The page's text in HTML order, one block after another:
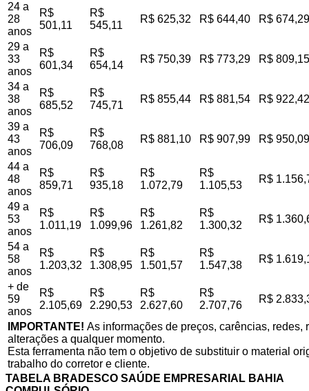
24 a
28
anos
R$
501,11
R$
545,11
R$ 625,32 R$ 644,40 R$ 674,29
29 a
33
anos
R$
601,34
R$
654,14
R$ 750,39 R$ 773,29 R$ 809,15
34 a
38
anos
R$
685,52
R$
745,71
R$ 855,44 R$ 881,54 R$ 922,42
39 a
43
anos
R$
706,09
R$
768,08
R$ 881,10 R$ 907,99 R$ 950,09
44 a
48
anos
R$
859,71
R$
935,18
R$
1.072,79
R$
1.105,53
R$
49 a
53
anos
R$
1.011,19
R$
1.099,96
R$
1.261,82
R$
1.300,32
R$
54 a
58
anos
R$
1.203,32
R$
1.308,95
R$
1.501,57
R$
1.547,38
R$
+ de
59
anos
R$
2.105,69
R$
2.290,53
R$
2.627,60
R$
2.707,76
R$
IMPORTANTE! As informações de preços, carências,
alterações a qualquer momento.
Esta ferramenta não tem o objetivo de substituir o material
trabalho do corretor e cliente.
TABELA BRADESCO SAÚDE EMPRESARIAL BAHIA